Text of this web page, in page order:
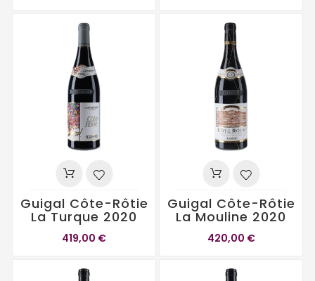
Guigal Côte-Rôtie
La Turque 2020
419,00 €
Guigal Côte-Rôtie
La Mouline 2020
420,00 €